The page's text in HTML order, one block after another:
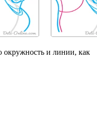
окружность и линии, как